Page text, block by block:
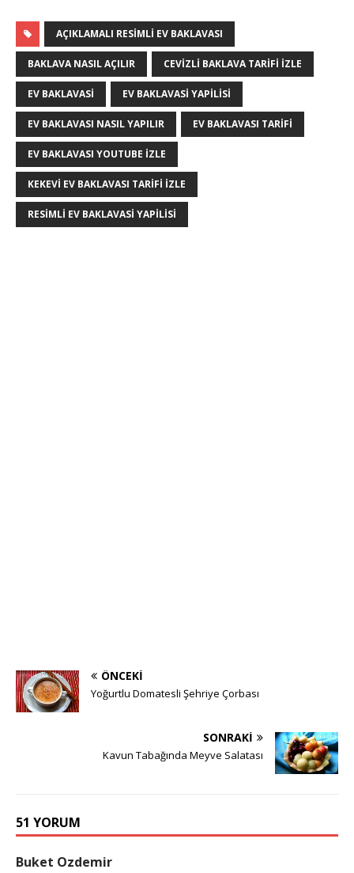
AÇIKLAMALI RESIMLI EV BAKLAVASI
BAKLAVA NASIL AÇILIR CEVIZLI BAKLAVA TARIFI IZLE
EV BAKLAVASI EV BAKLAVASI YAPILISI
EV BAKLAVASI NASIL YAPILIR EV BAKLAVASI TARIFI
EV BAKLAVASI YOUTUBE IZLE
KEKEVI EV BAKLAVASI TARIFI IZLE
RESIMLI EV BAKLAVASI YAPILISI
ÖNCEKI
Yoğurtlu Domatesli Şehriye Çorbası
SONRAKI
Kavun Tabağında Meyve Salatası
51 YORUM
Buket Ozdemir